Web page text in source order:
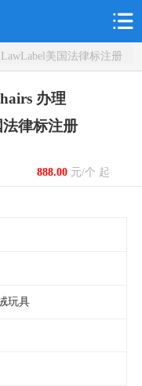
美国法律标注册
办理
律标注册
888.00元/个 起
玩具